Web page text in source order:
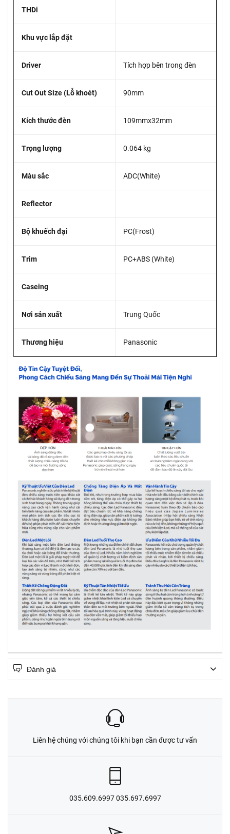
THDi
Khu vực lắp đặt
Driver Tích hợp bên trong đèn
Cut Out Size (Lỗ khoét) 90mm
Kích thước đèn 109mmx32mm
Trọng lượng 0.064 kg
Màu sắc ADC(White)
Reflector
Bộ khuếch đại PC(Frost)
Trim PC+ABS (White)
Caseing
Nơi sản xuất Trung Quốc
Thương hiệu Panasonic
Đánh giá
Liên hệ chúng với chúng tôi khi bạn cần được tư vấn
035.609.6997 035.697.6997